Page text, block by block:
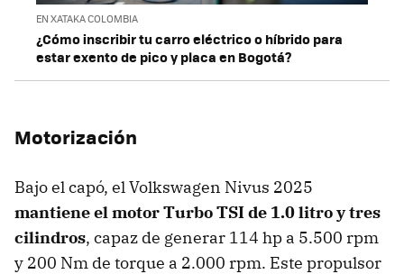
EN XATAKA COLOMBIA
¿Cómo inscribir tu carro eléctrico o híbrido para
estar exento de pico y placa en Bogotá?
Motorización
Bajo el capó, el Volkswagen Nivus 2025
mantiene el motor Turbo TSI de 1.0 litro y tres
cilindros, capaz de generar 114 hp a 5.500 rpm
y 200 Nm de torque a 2.000 rpm. Este propulsor